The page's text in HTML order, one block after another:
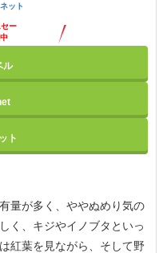
ット
ー
ル
ト
量が多く、ややぬめり気の
く、キジやイノブタといっ
紅葉を見ながら、そして野